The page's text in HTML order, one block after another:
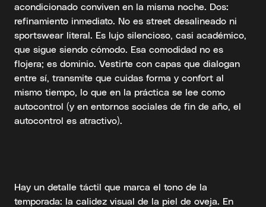
acondicionado conviven en la misma noche. Dos:
refinamiento inmediato. No es street desalineado ni
sportswear literal. Es lujo silencioso, casi académico,
que sigue siendo cómodo. Esa comodidad no es
flojera; es dominio. Vestirte con capas que dialogan
entre sí, transmite que cuidas forma y confort al
mismo tiempo, lo que en la práctica se lee como
autocontrol (y en entornos sociales de fin de año, el
autocontrol es atractivo).
Hay un detalle táctil que marca el tono de la
temporada: la calidez visual de la piel de oveja. En